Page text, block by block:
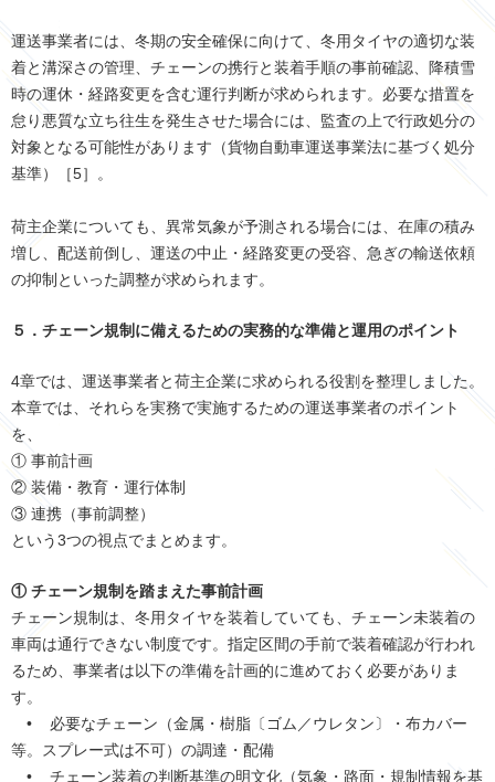
運送事業者には、冬期の安全確保に向けて、冬用タイヤの適切な装
着と溝深さの管理、チェーンの携行と装着手順の事前確認、降積雪
時の運休・経路変更を含む運行判断が求められます。必要な措置を
怠り悪質な立ち往生を発生させた場合には、監査の上で行政処分の
対象となる可能性があります（貨物自動車運送事業法に基づく処分
基準）［5］。
荷主企業についても、異常気象が予測される場合には、在庫の積み
増し、配送前倒し、運送の中止・経路変更の受容、急ぎの輸送依頼
の抑制といった調整が求められます。
５．チェーン規制に備えるための実務的な準備と運用のポイント
4章では、運送事業者と荷主企業に求められる役割を整理しました。
本章では、それらを実務で実施するための運送事業者のポイント
を、
① 事前計画
② 装備・教育・運行体制
③ 連携（事前調整）
という3つの視点でまとめます。
① チェーン規制を踏まえた事前計画
チェーン規制は、冬用タイヤを装着していても、チェーン未装着の
車両は通行できない制度です。指定区間の手前で装着確認が行われ
るため、事業者は以下の準備を計画的に進めておく必要がありま
す。
• 必要なチェーン（金属・樹脂〔ゴム／ウレタン〕・布カバー
等。スプレー式は不可）の調達・配備
• チェーン装着の判断基準の明文化（気象・路面・規制情報を基